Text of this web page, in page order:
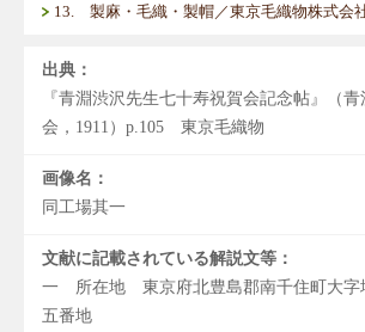
13. 製麻・毛織・製帽／東京毛織物株式会
出典：
『青淵渋沢先生七十寿祝賀会記念帖』（
会，1911）p.105 東京毛織物
画像名：
同工場其一
文献に記載されている解説文等：
一 所在地 東京府北豊島郡南千住町大字
五番地